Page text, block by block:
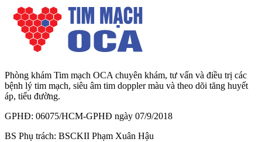
Phòng khám Tim mạch OCA chuyên khám, tư vấn và điều trị các
bệnh lý tim mạch, siêu âm tim doppler màu và theo dõi tăng huyết
áp, tiểu đường.
GPHĐ: 06075/HCM-GPHĐ ngày 07/9/2018
BS Phụ trách: BSCKII Phạm Xuân Hậu